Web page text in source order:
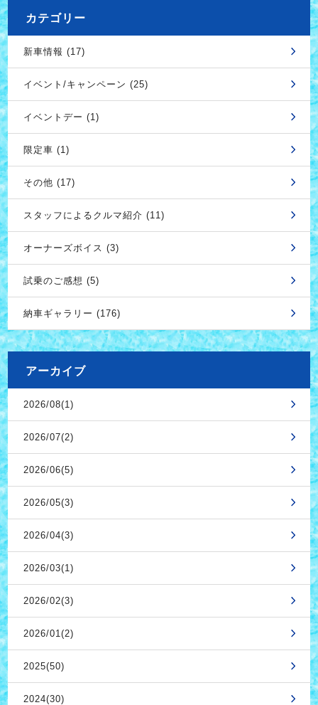
カテゴリー
新車情報 (17)
イベント/キャンペーン (25)
イベントデー (1)
限定車 (1)
その他 (17)
スタッフによるクルマ紹介 (11)
オーナーズボイス (3)
試乗のご感想 (5)
納車ギャラリー (176)
アーカイブ
2026/08(1)
2026/07(2)
2026/06(5)
2026/05(3)
2026/04(3)
2026/03(1)
2026/02(3)
2026/01(2)
2025(50)
2024(30)